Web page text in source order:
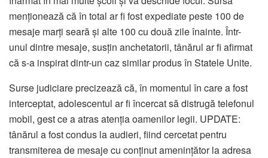
menționează că în total ar fi fost expediate peste 100 de
mesaje marți seară și alte 100 cu două zile înainte. Într-
unul dintre mesaje, susțin anchetatorii, tânărul ar fi afirmat
că s-a inspirat dintr-un caz similar produs în Statele Unite.
Surse judiciare precizează că, în momentul în care a fost
interceptat, adolescentul ar fi încercat să distrugă telefonul
mobil, gest ce a atras atenția oamenilor legii. UPDATE:
tânărul a fost condus la audieri, fiind cercetat pentru
transmiterea de mesaje cu conținut amenințător la adresa